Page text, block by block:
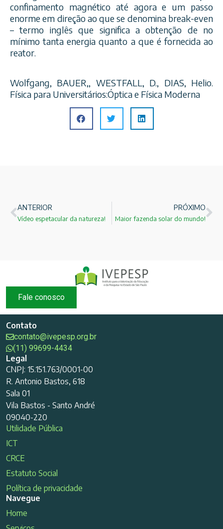
confinamento magnético até agora e um passo
enorme em direção ao que se denomina break-even
– termo inglês que significa a obtenção de no
mínimo tanta energia quanto a que é fornecida ao
reator.
Wolfgang, BAUER,, WESTFALL, D., DIAS, Helio.
Física para Universitários:Óptica e Física Moderna
ANTERIOR
Vídeo espetacular da natureza!
PRÓXIMO
Maior fazenda solar do mundo!
Fale conosco
Contato
contato@ivepesp.org.br
(11) 99699-4434
Legal
CNPJ: 15.151.763/0001-00
R. Antonio Bastos, 618
Sala 01
Vila Bastos - Santo André
09040-220
Utilidade Pública
ICT
CRCE
Estatuto Social
Política de privacidade
Navegue
Home